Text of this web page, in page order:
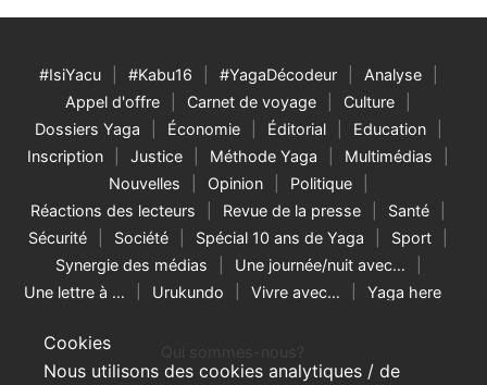
Cookies
Nous utilisons des cookies analytiques / de
#IsiYacu #Kabu16 #YagaDécodeur
Analyse
Appel d'offre
Carnet de voyage
Culture
Dossiers Yaga
Économie Éditorial
Education
Inscription
Justice Méthode Yaga
Multimédias
Nouvelles
Opinion
Politique
Réactions des lecteurs
Revue de la presse
Santé
Sécurité
Société Spécial 10 ans de Yaga
Sport
Synergie des médias
Une journée/nuit avec…
Une lettre à …
Urukundo Vivre avec… Yaga here